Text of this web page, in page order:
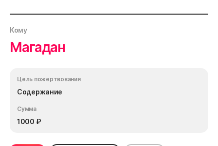
Кому
Магадан
Цель пожертвования
Содержание
Сумма
1000 ₽